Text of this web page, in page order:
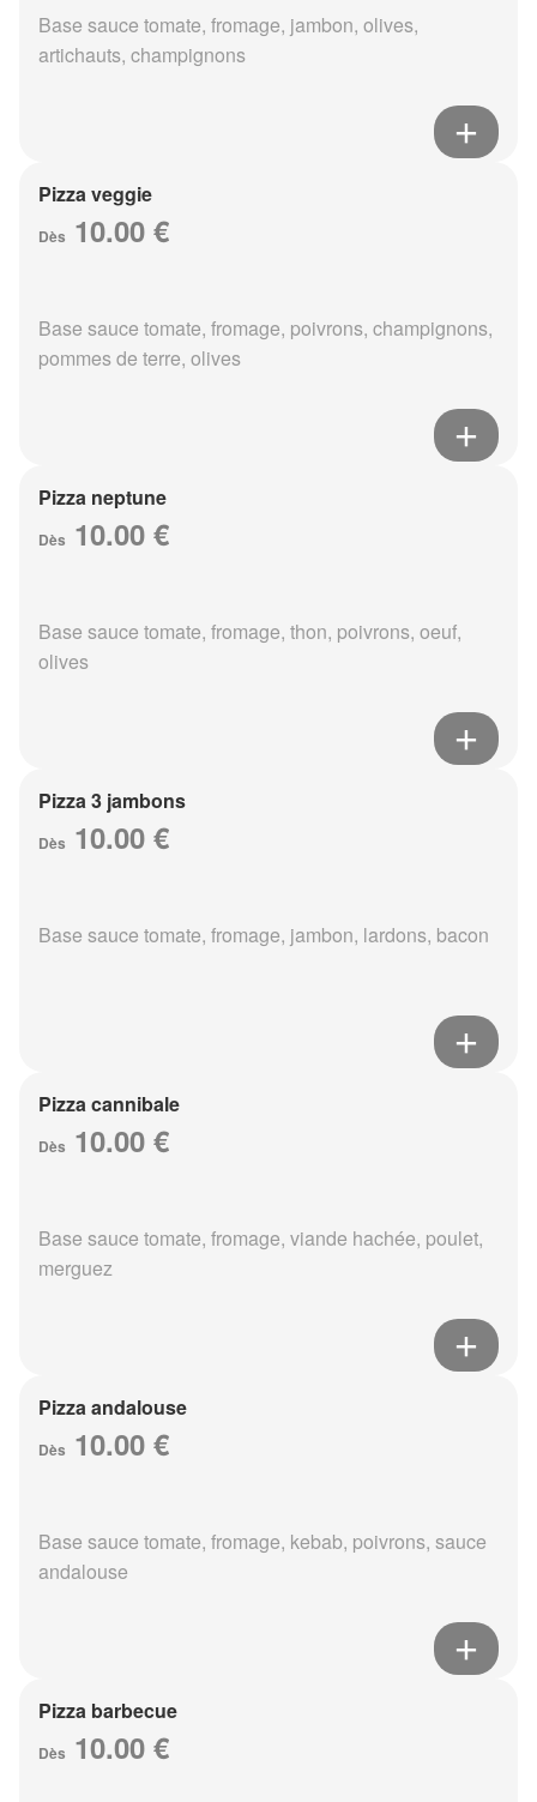
Base sauce tomate, fromage, jambon, olives,
artichauts, champignons
Pizza veggie
Dès 10.00 €
Base sauce tomate, fromage, poivrons, champignons,
pommes de terre, olives
Pizza neptune
Dès 10.00 €
Base sauce tomate, fromage, thon, poivrons, oeuf,
olives
Pizza 3 jambons
Dès 10.00 €
Base sauce tomate, fromage, jambon, lardons, bacon
Pizza cannibale
Dès 10.00 €
Base sauce tomate, fromage, viande hachée, poulet,
merguez
Pizza andalouse
Dès 10.00 €
Base sauce tomate, fromage, kebab, poivrons, sauce
andalouse
Pizza barbecue
Dès 10.00 €